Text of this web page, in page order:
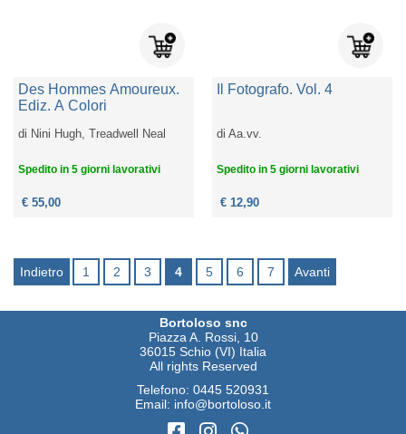
Des Hommes Amoureux.
Ediz. A Colori
di Nini Hugh, Treadwell Neal
Spedito in 5 giorni lavorativi
€ 55,00
Il Fotografo. Vol. 4
diAa.vv.
Spedito in 5 giorni lavorativi
€ 12,90
Indietro 1 2 3 4 5 6 7 Avanti
Bortoloso snc
Piazza A. Rossi, 10
36015 Schio (VI) Italia
All rights Reserved
Telefono: 0445 520931
Email: info@bortoloso.it